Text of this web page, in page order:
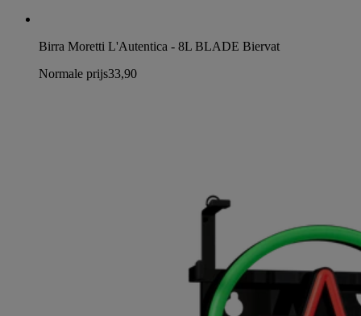
Birra Moretti L'Autentica - 8L BLADE Biervat
Normale prijs33,90